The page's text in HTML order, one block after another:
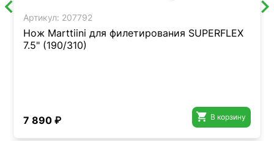
Артикул: 207792
Нож Marttiini для филетирования SUPERFLEX
7.5" (190/310)
7 890 ₽  В корзину